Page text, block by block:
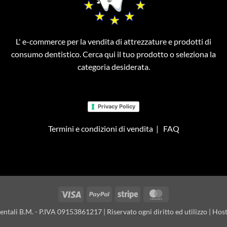
L' e-commerce per la vendita di attrezzature e prodotti di
consumo dentistico. Cerca qui il tuo prodotto o seleziona la
categoria desiderata.
Privacy Policy
Termini e condizioni di vendita| FAQ
Visa PayPal Stripe
B.M. - P.IVA 09153861217 | Riservato ogni diritto ed utilizzo |